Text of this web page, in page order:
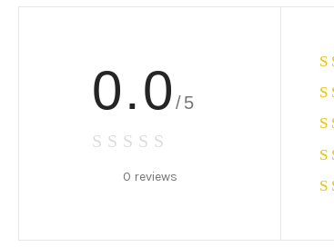
0.0 /5
0 reviews